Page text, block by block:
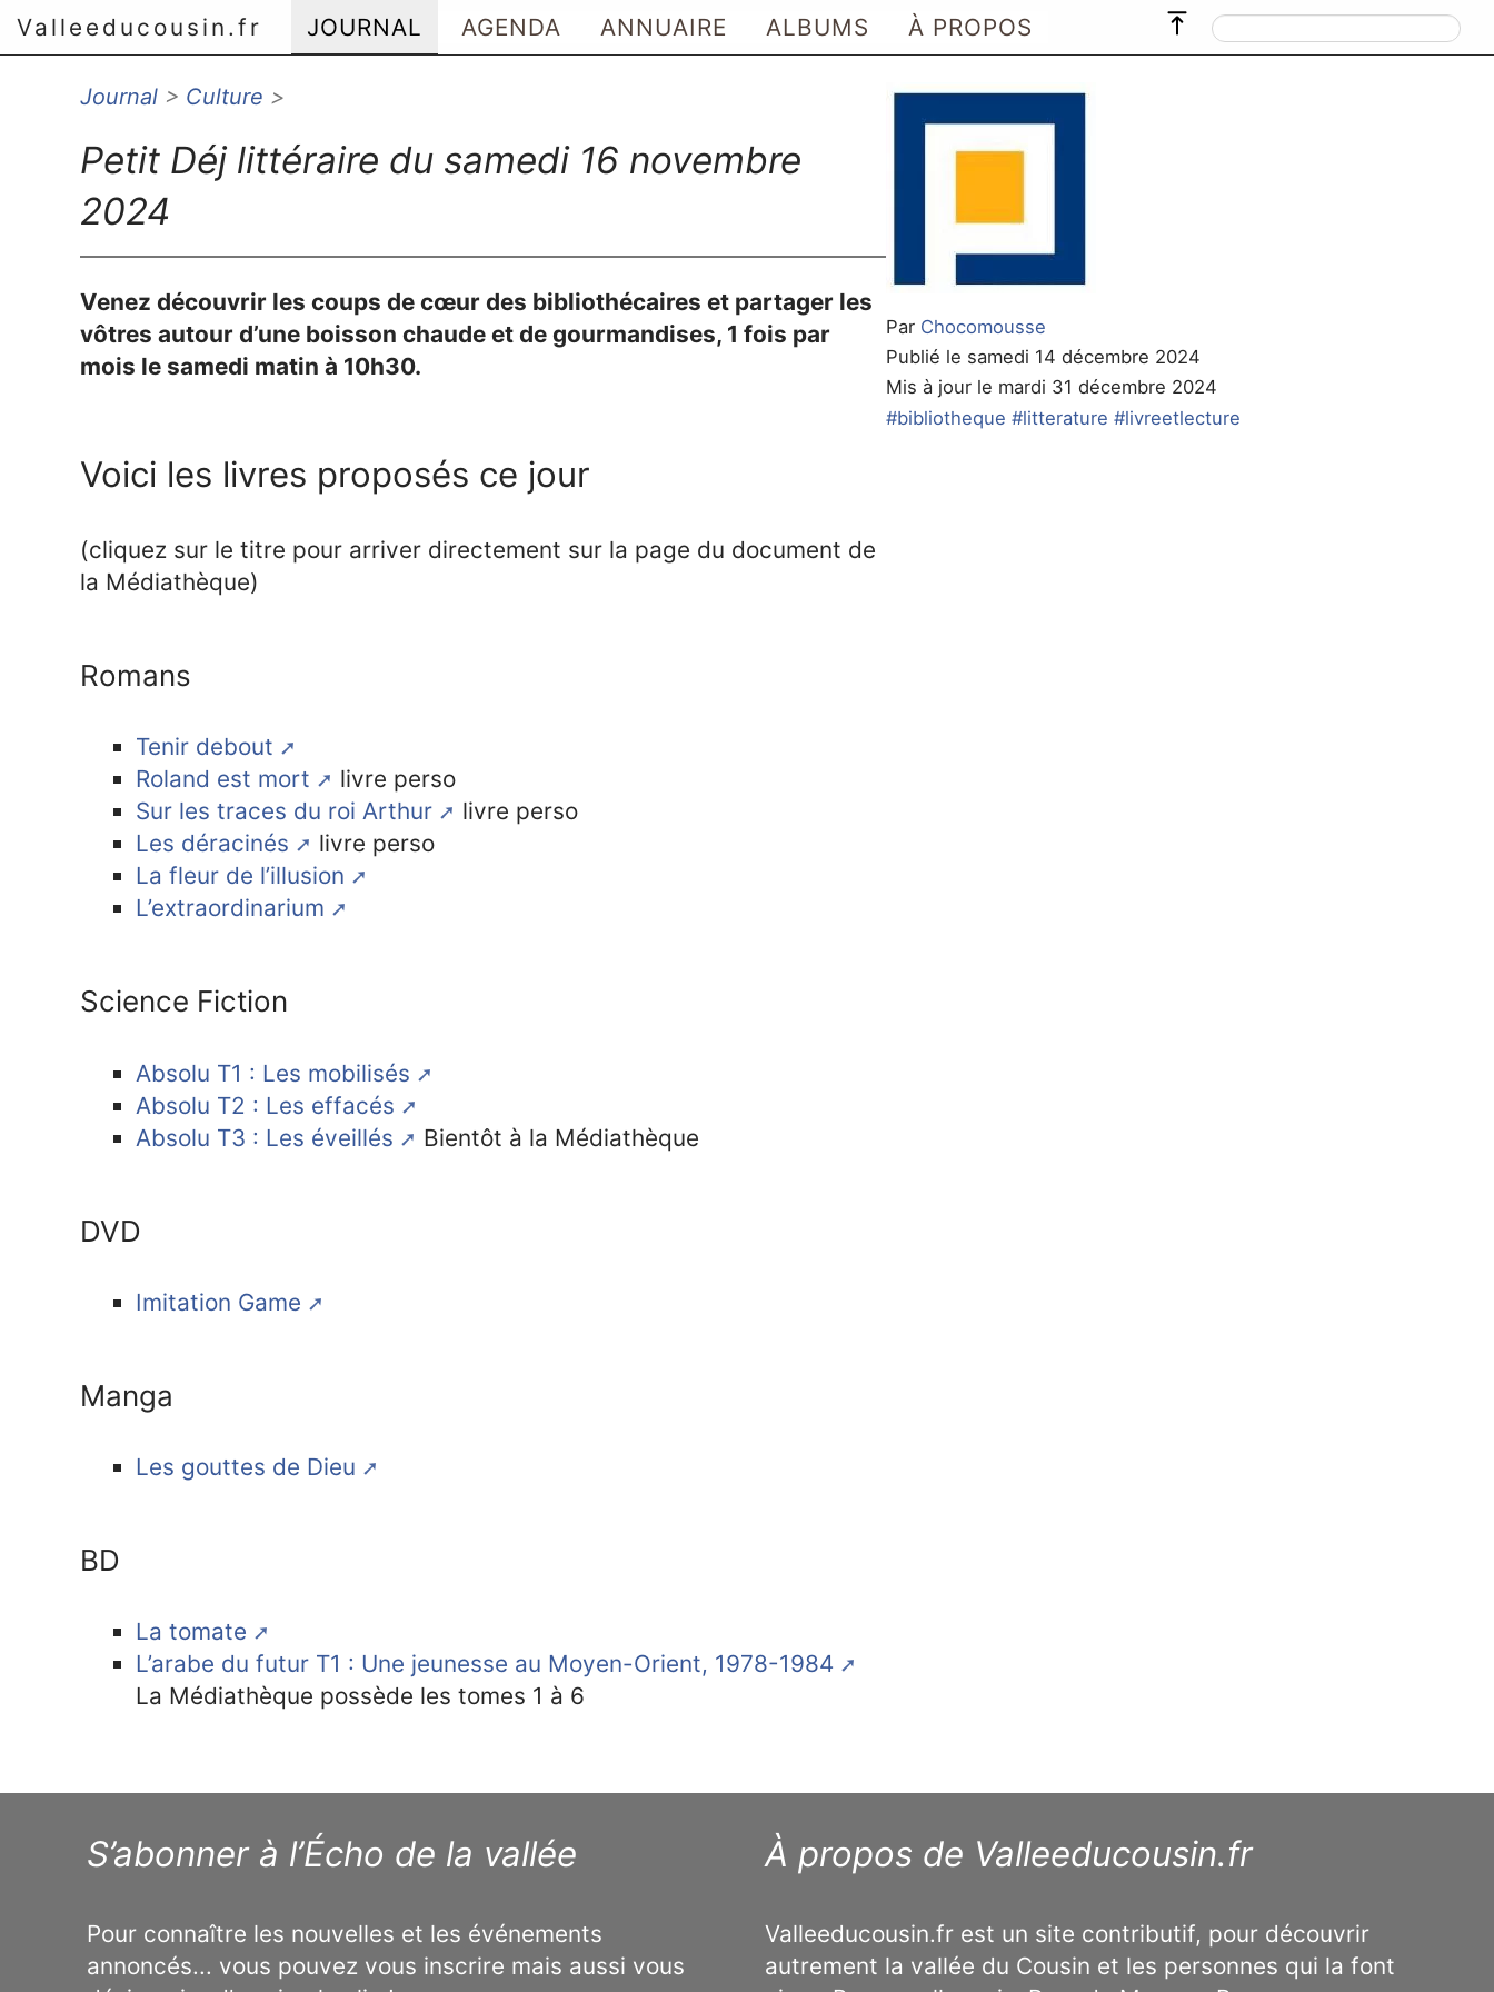
Valleeducousin.fr JOURNAL AGENDA ANNUAIRE ALBUMS À PROPOS
Aller au menu principal
Aller au menu secondaire
Aller à la recherche
Journal > Culture >
Petit Déj littéraire du samedi 16 novembre
2024
Venez découvrir les coups de cœur des bibliothécaires et partager les
vôtres autour d’une boisson chaude et de gourmandises, 1 fois par
mois le samedi matin à 10h30.
Voici les livres proposés ce jour
(cliquez sur le titre pour arriver directement sur la page du document de
la Médiathèque)
Romans
Tenir debout
Roland est mort
livre perso
Sur les traces du roi Arthur
livre perso
Les déracinés
livre perso
La fleur de l’illusion
L’extraordinarium
Science Fiction
Absolu T1 : Les mobilisés
Absolu T2 : Les effacés
Absolu T3 : Les éveillés
Bientôt à la Médiathèque
DVD
Imitation Game
Manga
Les gouttes de Dieu
BD
La tomate
L’arabe du futur T1 : Une jeunesse au Moyen-Orient, 1978-1984
La Médiathèque possède les tomes 1 à 6
Par Chocomousse
Publié le samedi 14 décembre 2024
Mis à jour le mardi 31 décembre 2024
#bibliotheque #litterature #livreetlecture
S’abonner à l’Écho de la vallée
Pour connaître les nouvelles et les événements
annoncés... vous pouvez vous inscrire mais aussi vous
À propos de Valleeducousin.fr
Valleeducousin.fr est un site contributif, pour découvrir
autrement la vallée du Cousin et les personnes qui la font